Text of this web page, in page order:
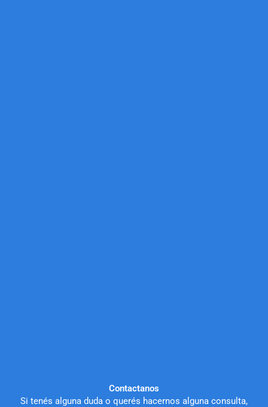
Contactanos
Si tenés alguna duda o querés hacernos alguna consulta,